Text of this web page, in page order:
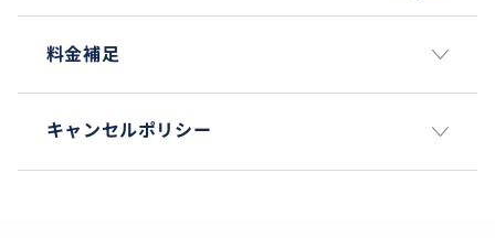
料金補足
キャンセルポリシー